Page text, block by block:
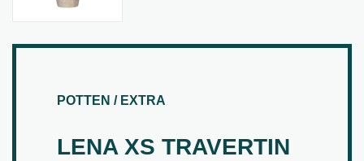
POTTEN / EXTRA
LENA XS TRAVERTIN